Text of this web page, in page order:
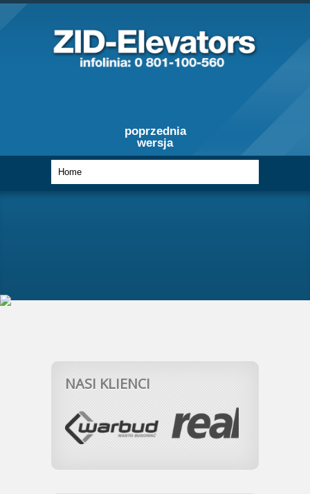
poprzednia
wersja
NASI KLIENCI